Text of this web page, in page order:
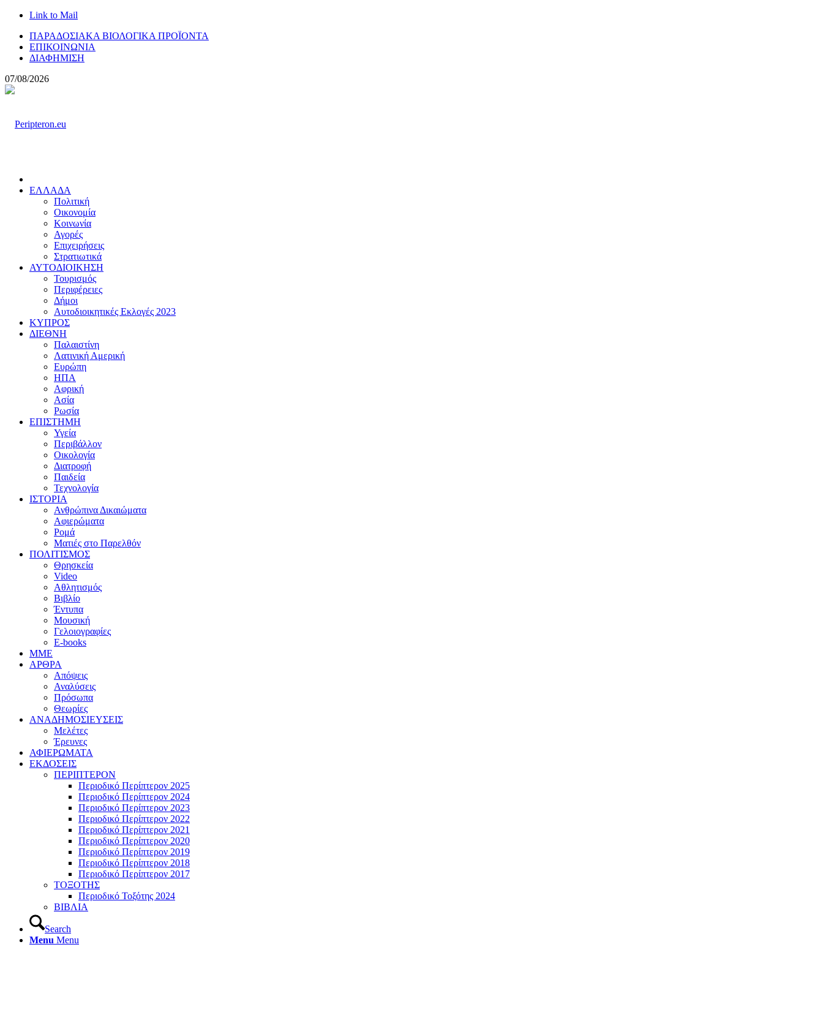
Link to Mail
ΠΑΡΑΔΟΣΙΑΚΑ ΒΙΟΛΟΓΙΚΑ ΠΡΟΪΟΝΤΑ
ΕΠΙΚΟΙΝΩΝΙΑ
ΔΙΑΦΗΜΙΣΗ
07/08/2026
ΕΛΛΑΔΑ
Πολιτική
Οικονομία
Κοινωνία
Αγορές
Επιχειρήσεις
Στρατιωτικά
ΑΥΤΟΔΙΟΙΚΗΣΗ
Τουρισμός
Περιφέρειες
Δήμοι
Αυτοδιοικητικές Εκλογές 2023
ΚΥΠΡΟΣ
ΔΙΕΘΝΗ
Παλαιστίνη
Λατινική Αμερική
Ευρώπη
ΗΠΑ
Αφρική
Ασία
Ρωσία
ΕΠΙΣΤΗΜΗ
Υγεία
Περιβάλλον
Οικολογία
Διατροφή
Παιδεία
Τεχνολογία
ΙΣΤΟΡΙΑ
Ανθρώπινα Δικαιώματα
Αφιερώματα
Ρομά
Ματιές στο Παρελθόν
ΠΟΛΙΤΙΣΜΟΣ
Θρησκεία
Video
Αθλητισμός
Βιβλίο
Έντυπα
Μουσική
Γελοιογραφίες
E-books
MME
ΑΡΘΡΑ
Απόψεις
Αναλύσεις
Πρόσωπα
Θεωρίες
ΑΝΑΔΗΜΟΣΙΕΥΣΕΙΣ
Μελέτες
Έρευνες
ΑΦΙΕΡΩΜΑΤΑ
ΕΚΔΟΣΕΙΣ
ΠΕΡΙΠΤΕΡΟΝ
Περιοδικό Περίπτερον 2025
Περιοδικό Περίπτερον 2024
Περιοδικό Περίπτερον 2023
Περιοδικό Περίπτερον 2022
Περιοδικό Περίπτερον 2021
Περιοδικό Περίπτερον 2020
Περιοδικό Περίπτερον 2019
Περιοδικό Περίπτερον 2018
Περιοδικό Περίπτερον 2017
ΤΟΞΟΤΗΣ
Περιοδικό Τοξότης 2024
ΒΙΒΛΙΑ
Search
Menu Menu